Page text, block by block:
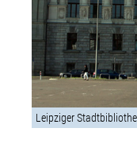
Leipziger